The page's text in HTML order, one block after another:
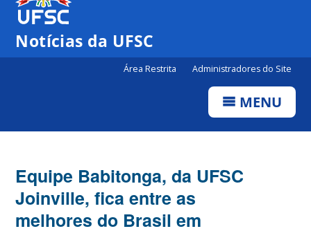
Notícias da UFSC
Área Restrita Administradores do Site
MENU
Equipe Babitonga, da UFSC
Joinville, fica entre as
melhores do Brasil em